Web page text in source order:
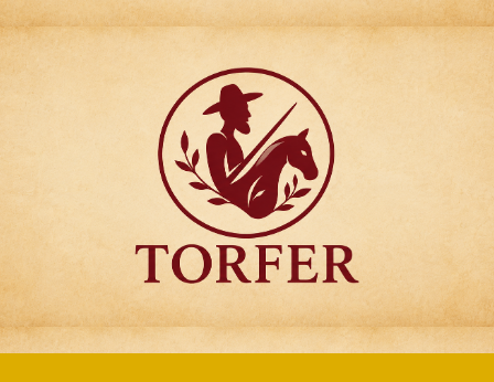
Articulos para
Regalo Torfer.